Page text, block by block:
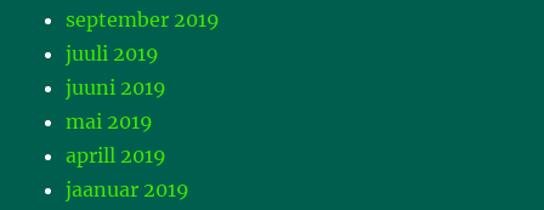
september 2019
juuli 2019
juuni 2019
mai 2019
aprill 2019
jaanuar 2019